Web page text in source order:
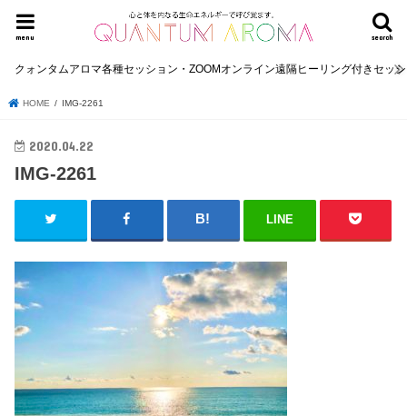
search
menu
クォンタムアロマ各種セッション・ZOOMオンライン遠隔ヒーリング付きセッ
HOME IMG-2261
2020.04.22
IMG-2261
LINE